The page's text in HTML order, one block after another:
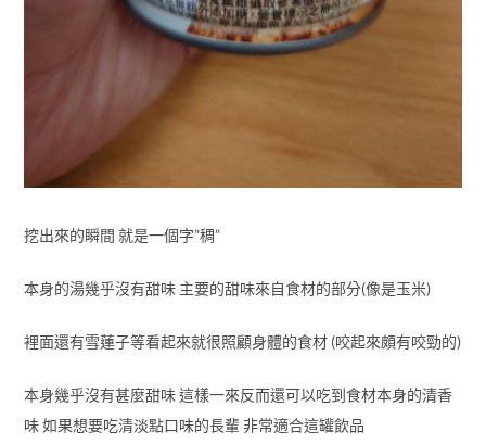
挖出來的瞬間 就是一個字”稠”
本身的湯幾乎沒有甜味 主要的甜味來自食材的部分(像是玉米)
裡面還有雪蓮子等看起來就很照顧身體的食材 (咬起來頗有咬勁的)
本身幾乎沒有甚麼甜味 這樣一來反而還可以吃到食材本身的清香
味 如果想要吃清淡點口味的長輩 非常適合這罐飲品